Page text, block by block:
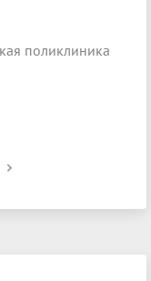
поликлиника